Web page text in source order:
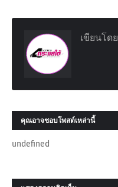
เขียนโดย
คุณอาจชอบโพสต์เหล่านี้
undefined